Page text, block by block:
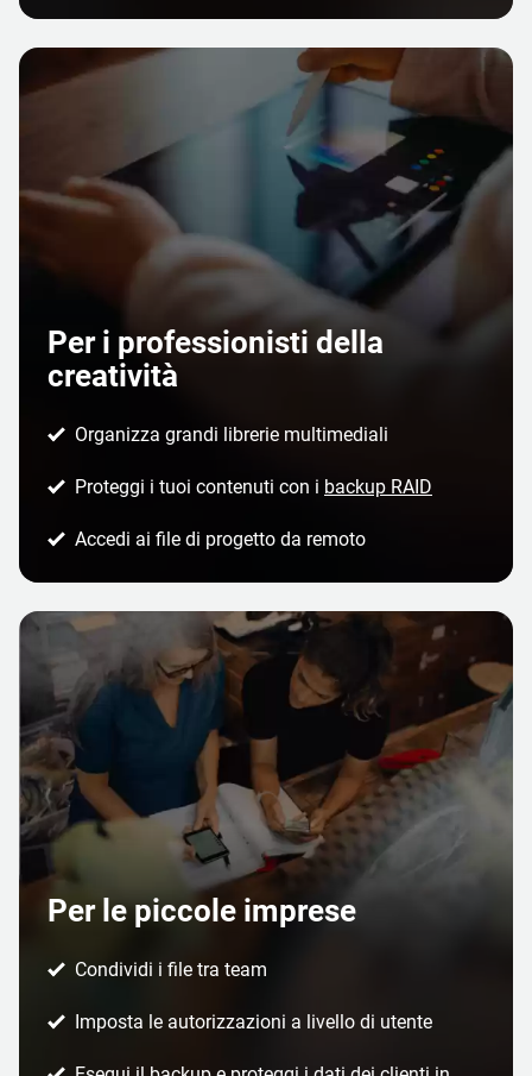
Per i professionisti della
creatività
Organizza grandi librerie multimediali
Proteggi i tuoi contenuti con i backup RAID
Accedi ai file di progetto da remoto
Per le piccole imprese
Condividi i file tra team
Imposta le autorizzazioni a livello di utente